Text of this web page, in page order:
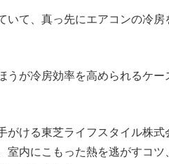
て、真っ先にエアコンの冷房
うが冷房効率を高められるケー
がける東芝ライフスタイル株式
室内にこもった熱を逃がすコツ